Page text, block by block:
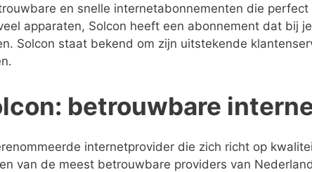
en snelle internetabonnementen die
apparaten, Solcon heeft een abonnement dat bij
Solcon staat bekend om zijn uitstekende
betrouwbare
internetprovider die zich richt op
van de meest betrouwbare providers van